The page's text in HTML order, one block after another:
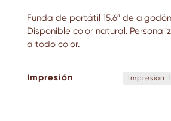
Funda de portátil 15.6″ de
Disponible color natural.
a todo color.
Impresión